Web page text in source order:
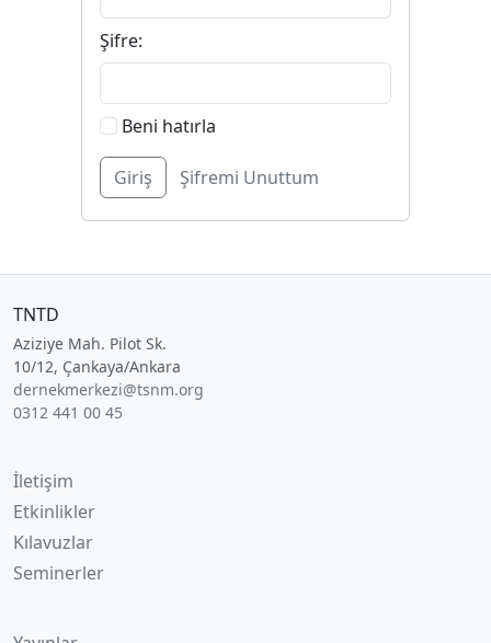
Şifre:
Beni hatırla
Şifremi Unuttum
TNTD
Aziziye Mah. Pilot Sk.
10/12, Çankaya/Ankara
dernekmerkezi@tsnm.org
0312 441 00 45
İletişim
Etkinlikler
Kılavuzlar
Seminerler